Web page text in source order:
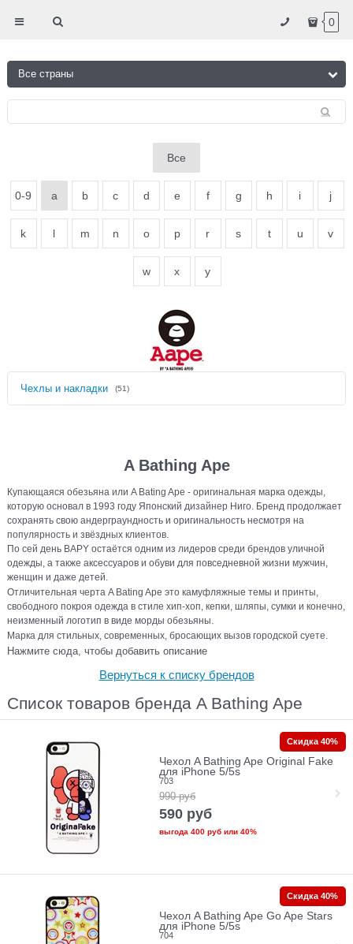
0
Все
0-9 a b c d e f g h i j
k l m n o p r s t u v
w x y
Чехлы и накладки (51)
A Bathing Ape
Купающаяся обезьяна или A Bating Ape - оригинальная марка одежды,
которую основал в 1993 году Японский дизайнер Ниго. Бренд продолжает
сохранять свою андерграундность и оригинальность несмотря на
популярность и звёздных клиентов.
По сей день BAPY остаётся одним из лидеров среди брендов уличной
одежды, а также аксессуаров и обуви для повседневной жизни мужчин,
женщин и даже детей.
Отличительная черта A Bating Ape это камуфляжные темы и принты,
свободного покроя одежда в стиле хип-хоп, кепки, шляпы, сумки и конечно,
неизменный логотип в виде морды обезьяны.
Марка для стильных, современных, бросающих вызов городской суете.
Нажмите сюда, чтобы добавить описание
Вернуться к списку брендов
Список товаров бренда A Bathing Ape
Чехол A Bathing Ape Original Fake
для iPhone 5/5s
703
990 руб
590 руб
выгода 400 рубили 40%
Скидка 40%
Чехол A Bathing Ape Go Ape Stars
для iPhone 5/5s
704
Скидка 40%